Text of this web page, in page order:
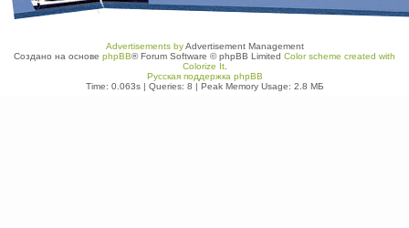
Advertisements byAdvertisement Management
Создано на основе phpBB® Forum Software © phpBB Limited Color scheme created with
Colorize It.
Русская поддержка phpBB
Time: 0.063s| Queries: 8 | Peak Memory Usage: 2.8 МБ